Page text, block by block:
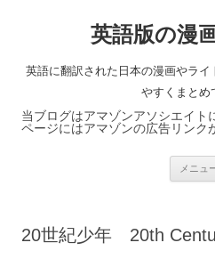
英語版の漫
英語に翻訳された日本の漫画やライ
やすくまとめ
当ブログはアマゾンアソシエイト
ページにはアマゾンの広告リンク
メニュ
20世紀少年 20th